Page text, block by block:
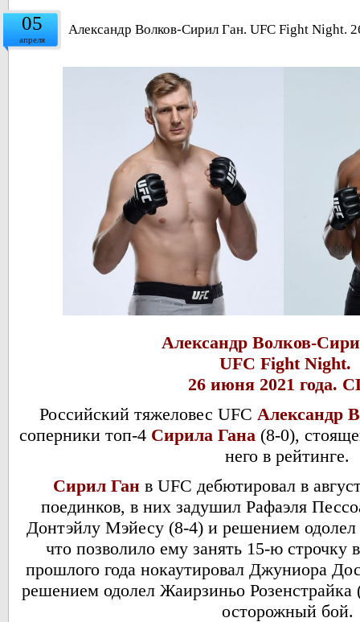
05
апреля
Александр Волков-Сирил Ган. UFC Fight
Александр Волков-
UFC Fight Night.
26 июня 2021 года.
Российский тяжеловес UFC Александр
соперники топ-4 Сирила Гана (8-0),
него в рейтинге.
Сирил Ганв UFC дебютировал в
поединков, в них задушил Рафаэля
Донтэйлу Мэйесу (8-4) и решением
что позволило ему занять 15-ю строчку
прошлого года нокаутировал Джуниора
решением одолел Жаирзиньо
осторожный бой.